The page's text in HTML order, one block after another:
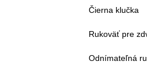
Čierna klučka
Rukoväť pre
Odnímateľná